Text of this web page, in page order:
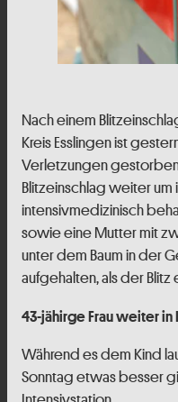
Nach einem
Kreis Esslingen ist
Verletzungen
Blitzeinschlag weiter um
intensivmedizinisch
sowie eine Mutter mit
unter dem Baum in der
aufgehalten, als der Blitz
43-jähirge Frau weiter in
Während es dem Kind
Sonntag etwas besser